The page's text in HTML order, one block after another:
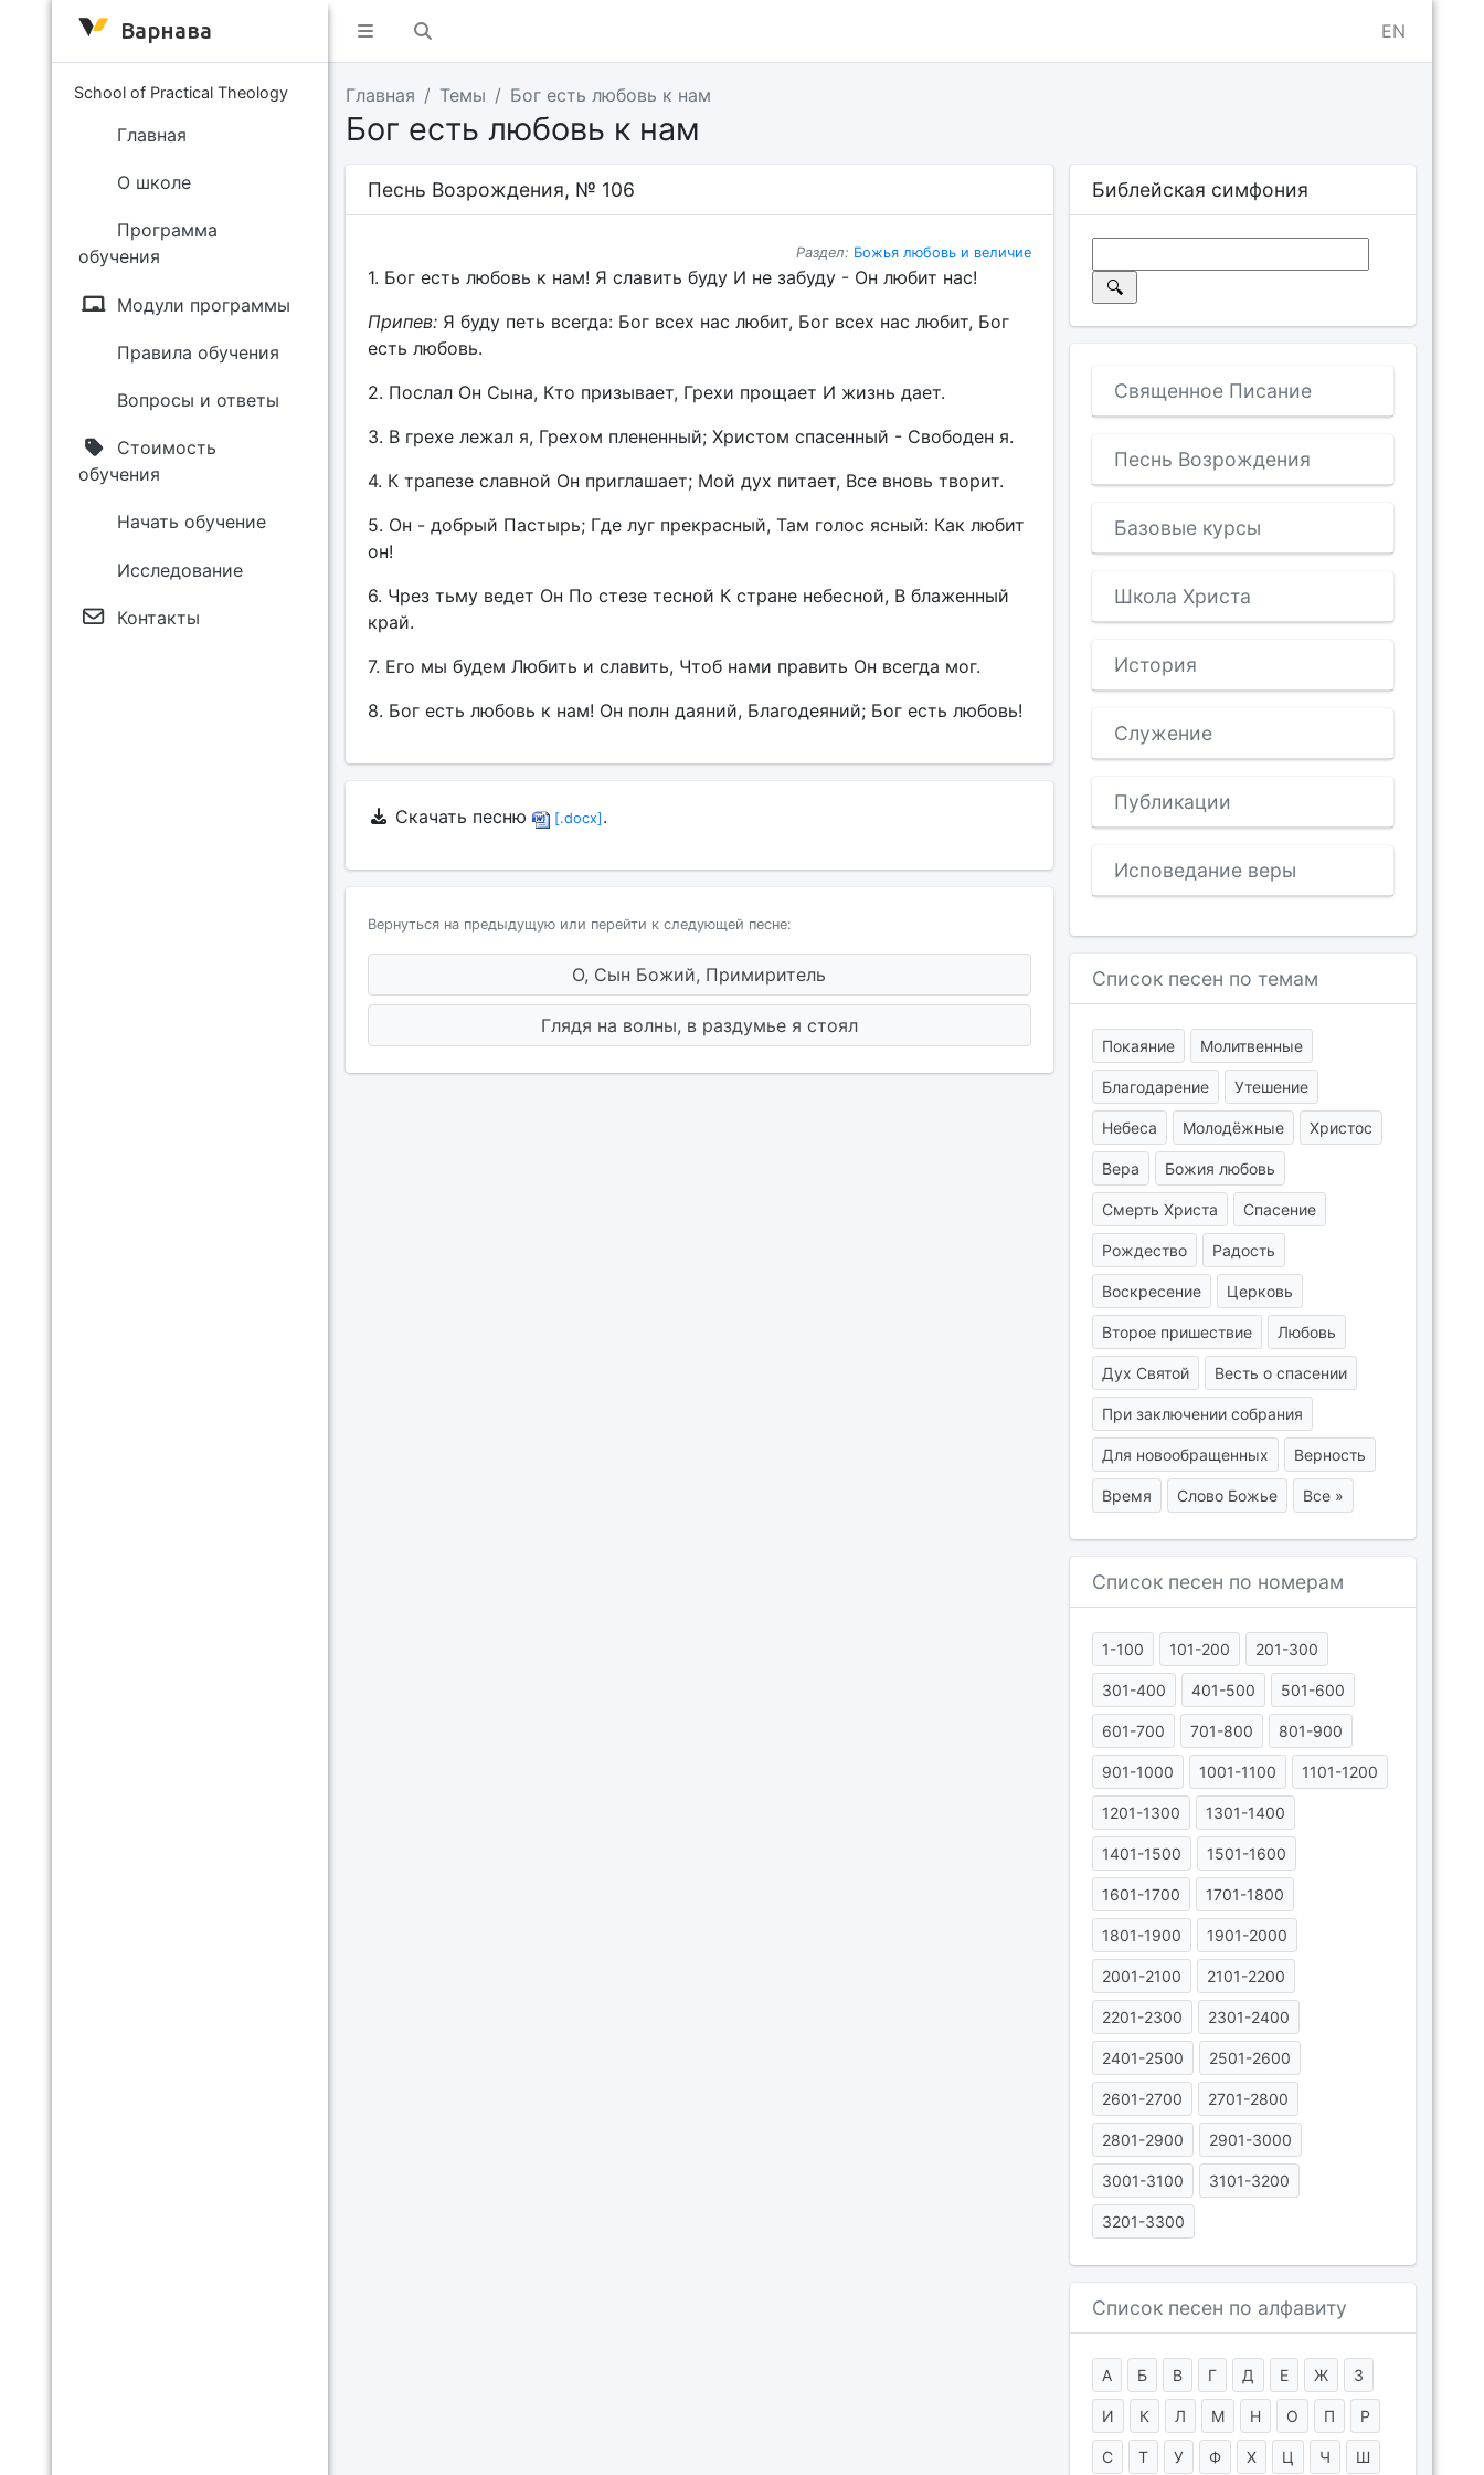
EN
Варнава
School of Practical Theology
Главная
О школе
Программа
обучения
Модули программы
Правила обучения
Вопросы и ответы
Стоимость
обучения
Начать обучение
Исследование
Контакты
Главная Темы Бог есть любовь к нам
Бог есть любовь к нам
Песнь Возрождения, № 106
Раздел: Божья любовь и величие
1. Бог есть любовь к нам! Я славить буду И не забуду - Он любит нас!
Припев:Я буду петь всегда: Бог всех нас любит, Бог всех нас любит, Бог
есть любовь.
2. Послал Он Сына, Кто призывает, Грехи прощает И жизнь дает.
3. В грехе лежал я, Грехом плененный; Христом спасенный - Свободен я.
4. К трапезе славной Он приглашает; Мой дух питает, Все вновь творит.
5. Он - добрый Пастырь; Где луг прекрасный, Там голос ясный: Как любит
он!
6. Чрез тьму ведет Он По стезе тесной К стране небесной, В блаженный
край.
7. Его мы будем Любить и славить, Чтоб нами править Он всегда мог.
8. Бог есть любовь к нам! Он полн даяний, Благодеяний; Бог есть любовь!
Скачать песню [.docx] .
Вернуться на предыдущую или перейти к следующей песне:
О, Сын Божий, Примиритель
Глядя на волны, в раздумье я стоял
Библейская симфония
Священное Писание
Песнь Возрождения
Базовые курсы
Школа Христа
История
Служение
Публикации
Исповедание веры
Список песен по темам
Покаяние Молитвенные
Благодарение Утешение
Небеса Молодёжные Христос
Вера Божия любовь
Смерть Христа Спасение
Рождество Радость
Воскресение Церковь
Второе пришествие Любовь
Дух Святой Весть о спасении
При заключении собрания
Для новообращенных Верность
Время Слово Божье Все »
Список песен по номерам
1-100 101-200 201-300
301-400 401-500 501-600
601-700 701-800 801-900
901-1000 1001-1100 1101-1200
1201-1300 1301-1400
1401-1500 1501-1600
1601-1700 1701-1800
1801-1900 1901-2000
2001-2100 2101-2200
2201-2300 2301-2400
2401-2500 2501-2600
2601-2700 2701-2800
2801-2900 2901-3000
3001-3100 3101-3200
3201-3300
Список песен по алфавиту
А Б В Г Д Е Ж З
И К Л М Н О П Р
С Т У Ф Х Ц Ч Ш